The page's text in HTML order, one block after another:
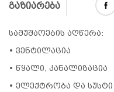
გაზიარება
სამუშაოების აღწერა:
• ვენტილაცია
• წყალი, კანალიზაცია
• ელექტრობა და სუსტი